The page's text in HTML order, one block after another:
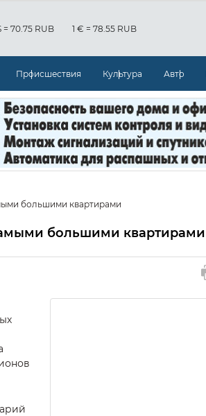
= 70.75 RUB 1 € = 78.55 RUB
Происшествия Культура Авто
большими квартирами
большими квартирами